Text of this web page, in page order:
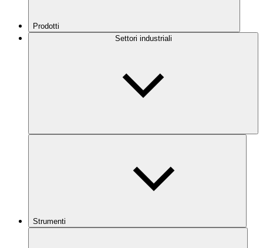
Prodotti
Settori industriali
Strumenti